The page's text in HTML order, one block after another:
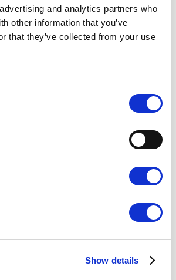
and analytics partners who
other information that you’ve
that they’ve collected from your use
Show details
– helt utan förpliktelser,
mot att förstå vad som passar
klinik som passar dig bäst.